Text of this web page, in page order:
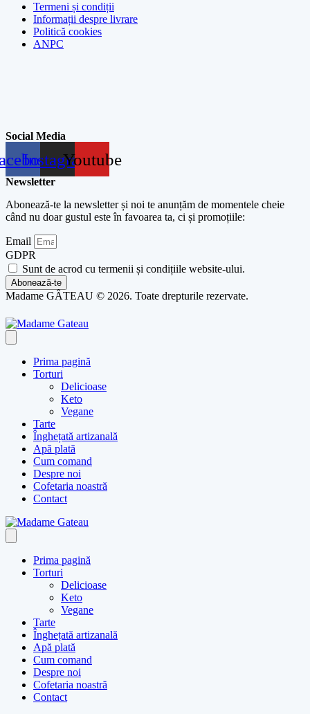
Termeni și condiții
Informații despre livrare
Politică cookies
ANPC
Social Media
InstagramYoutube
Newsletter
Abonează-te la newsletter și noi te anunțăm de momentele cheie
când nu doar gustul este în favoarea ta, ci și promoțiile:
Email
GDPR
Sunt de acrod cu termenii și condițiile website-ului.
Abonează-te
Madame GÂTEAU © 2026. Toate drepturile rezervate.
Prima pagină
Torturi
Delicioase
Keto
Vegane
Tarte
Înghețată artizanală
Apă plată
Cum comand
Despre noi
Cofetaria noastră
Contact
Prima pagină
Torturi
Delicioase
Keto
Vegane
Tarte
Înghețată artizanală
Apă plată
Cum comand
Despre noi
Cofetaria noastră
Contact